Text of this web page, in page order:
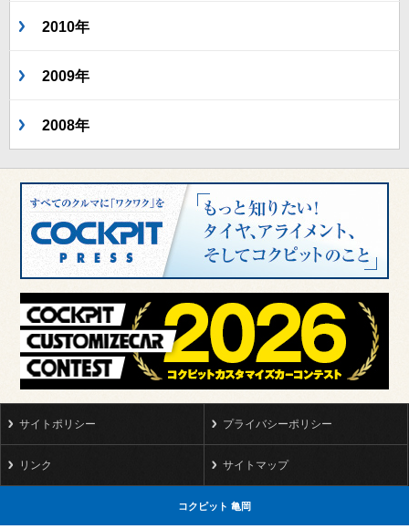
2010年
2009年
2008年
サイトポリシー プライバシーポリシー
リンク サイトマップ
コクピット 亀岡